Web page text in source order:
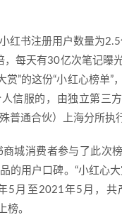
红书注册用户数量为
，每天有30亿次笔记曝
赏”的这份“小红心榜单”
信服的，由独立第三
普通合伙）上海分所执
城消费者参与了此次
的用户口碑。“小红心大
5月至2021年5月，共
榜。